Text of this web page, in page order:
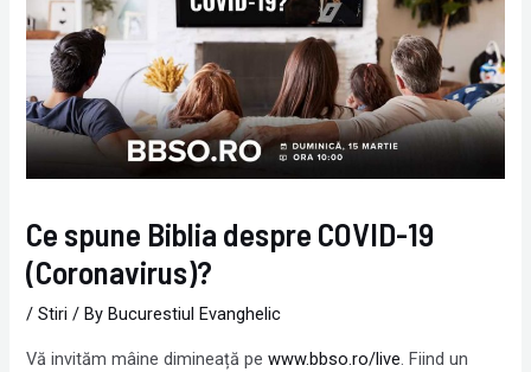
Ce spune Biblia despre COVID-19
(Coronavirus)?
/Stiri / ByBucurestiul Evanghelic
Vă invităm mâine dimineață pewww.bbso.ro/live. Fiind un